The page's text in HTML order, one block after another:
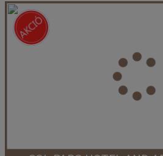
BEACH CLUB
Város:
Utazás módja:
Ellátás:
Szálláskategória:
1